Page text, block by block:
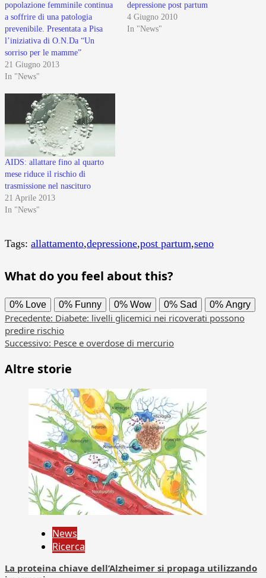
popolazione femminile continua
a soffrire di una patologia
prevenibile. Presentata a Pisa
l’iniziativa di O.N.Da “Un
sorriso per le mamme”
21 Giugno 2013
In "News"
depressione post partum
4 Giugno 2010
In "News"
AIDS: allattare fino al quarto
mese riduce il rischio di
trasmissione nel nascituro
21 Aprile 2013
In "News"
Tags: allattamento,depressione,post partum,seno
What do you feel about this?
0% Love 0% Funny 0% Wow 0% Sad 0% Angry
Navigazione
articolo
Precedente: Diabete: livelli glicemici nei ricoverati possono
predire rischio
Successivo: Pesce e overdose di mercurio
Altre storie
News
Ricerca
La proteina chiave dell’Alzheimer si propaga utilizzando